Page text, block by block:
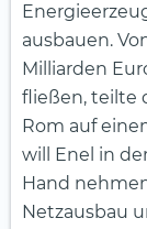
ausbauen.
Milliarden
fließen, teilte
Rom auf
will Enel in
Hand
Netzausbau